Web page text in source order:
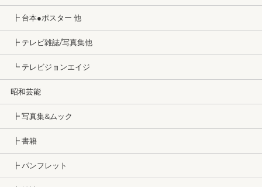
┣ 台本●ポスター 他
┣ テレビ雑誌/写真集他
┗ テレビジョンエイジ
昭和芸能
┣ 写真集&ムック
┣ 書籍
┣ パンフレット